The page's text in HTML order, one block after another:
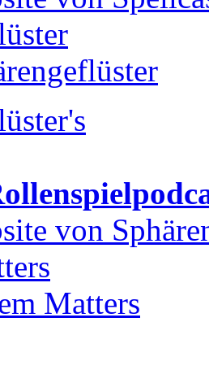
von
Matters